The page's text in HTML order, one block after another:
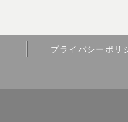
プライバシーポリ